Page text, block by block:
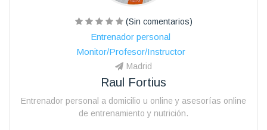
(Sin comentarios)
Entrenador personal
Monitor/Profesor/Instructor
Madrid
Raul Fortius
Entrenador personal a domicilio u online y asesorías online
de entrenamiento y nutrición.